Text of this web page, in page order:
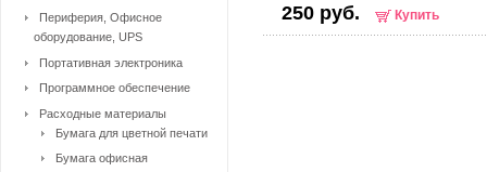
250 руб. Купить
Периферия, Офисное
оборудование, UPS
Портативная электроника
Программное обеспечение
Расходные материалы
Бумага для цветной печати
Бумага офисная